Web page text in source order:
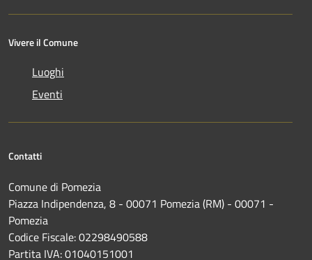
Vivere il Comune
Luoghi
Eventi
Contatti
Comune di Pomezia
Piazza Indipendenza, 8 - 00071 Pomezia (RM) - 00071 -
Pomezia
Codice Fiscale: 02298490588
Partita IVA: 01040151001